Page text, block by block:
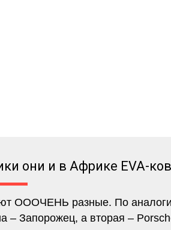
они и в Африке EVA-
ОООЧЕНЬ разные. По
– Запорожец, а вторая –